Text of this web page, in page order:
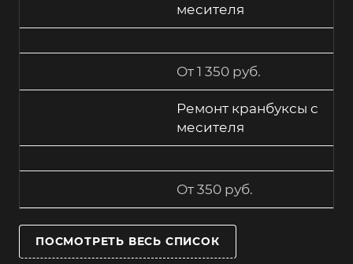
месителя
От 1 350 руб.
Ремонт кранбуксы с
месителя
От 350 руб.
ПОСМОТРЕТЬ ВЕСЬ СПИСОК